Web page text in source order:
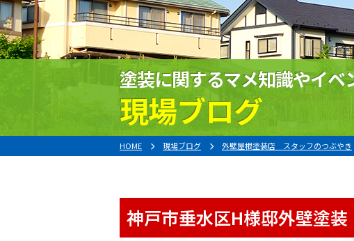
塗装に関するマメ知識やイ
現場ブログ
HOME 現場ブログ 外壁屋根塗装店 スタッフのつぶやき
神戸市垂水区H様邸外壁塗